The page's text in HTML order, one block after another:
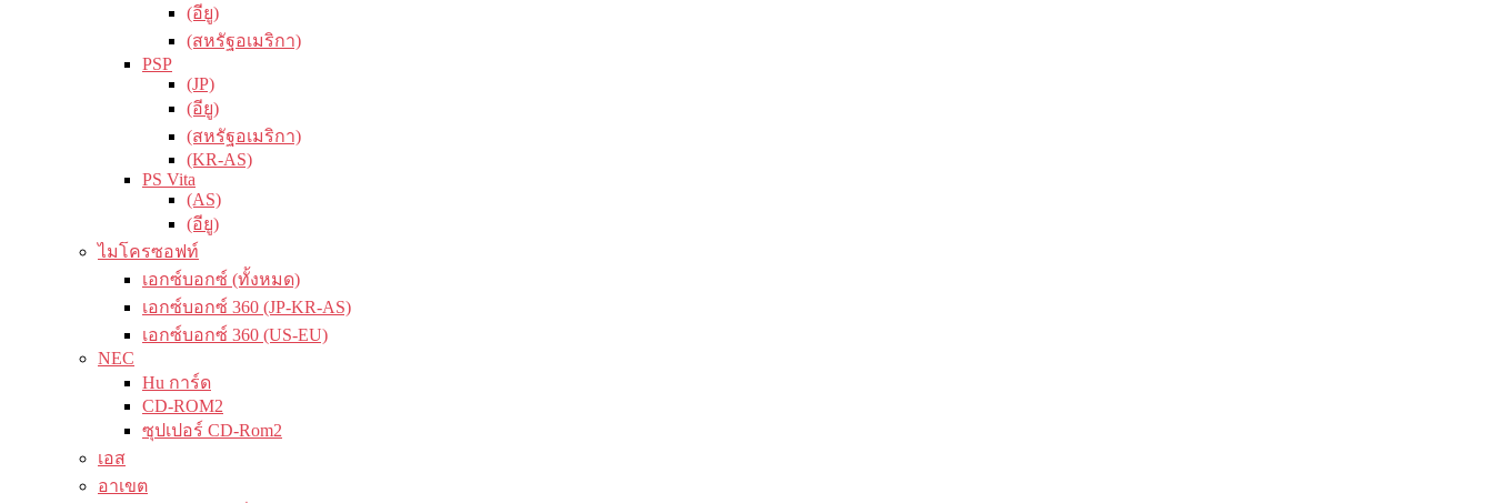
(อียู)
(สหรัฐอเมริกา)
PSP
(JP)
(อียู)
(สหรัฐอเมริกา)
(KR-AS)
PS Vita
(AS)
(อียู)
ไมโครซอฟท์
เอกซ์บอกซ์ (ทั้งหมด)
เอกซ์บอกซ์ 360 (JP-KR-AS)
เอกซ์บอกซ์ 360 (US-EU)
NEC
Hu การ์ด
CD-ROM2
ซุปเปอร์ CD-Rom2
เอส
อาเขต